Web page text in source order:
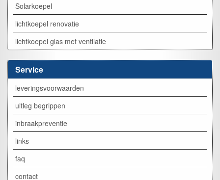
Solarkoepel
lichtkoepel renovatie
lichtkoepel glas met ventilatie
Service
leveringsvoorwaarden
uitleg begrippen
inbraakpreventie
links
faq
contact